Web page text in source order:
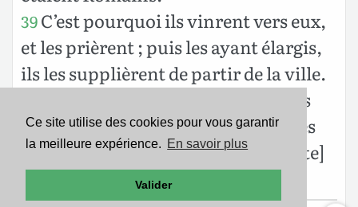
Ce site utilise des cookies pour vous garantir
la meilleure expérience. En savoir plus
Valider
39C’est pourquoi ils vinrent vers eux,
et les prièrent ; puis les ayant élargis,
ils les supplièrent de partir de la ville.
Alors étant sortis de la prison, ils
entrèrent chez Lydie, et ayant vu les
frères, ils les consolèrent, et [ensuite]
ils partirent.